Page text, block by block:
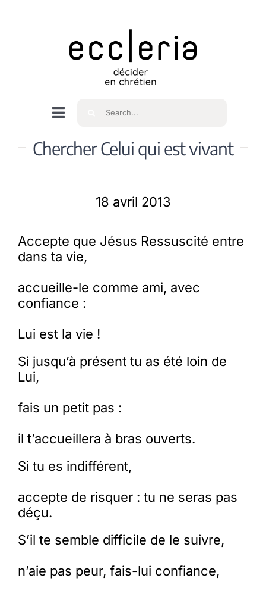
Navigation
bascule
Accueil
Spiritualité
Membres
L’actu
Nous soutenir
La revue Responsables
Rechercher
Chercher Celui qui est vivant
18 avril 2013
Accepte que Jésus Ressuscité entre
dans ta vie,
accueille-le comme ami, avec
confiance :
Lui est la vie !
Si jusqu’à présent tu as été loin de
Lui,
fais un petit pas :
il t’accueillera à bras ouverts.
Si tu es indifférent,
accepte de risquer : tu ne seras pas
déçu.
S’il te semble difficile de le suivre,
n’aie pas peur, fais-lui confiance,